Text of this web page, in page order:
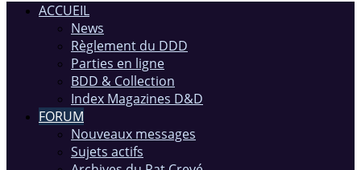
ACCUEIL
News
Règlement du DDD
Parties en ligne
BDD & Collection
Index Magazines D&D
FORUM
Nouveaux messages
Sujets actifs